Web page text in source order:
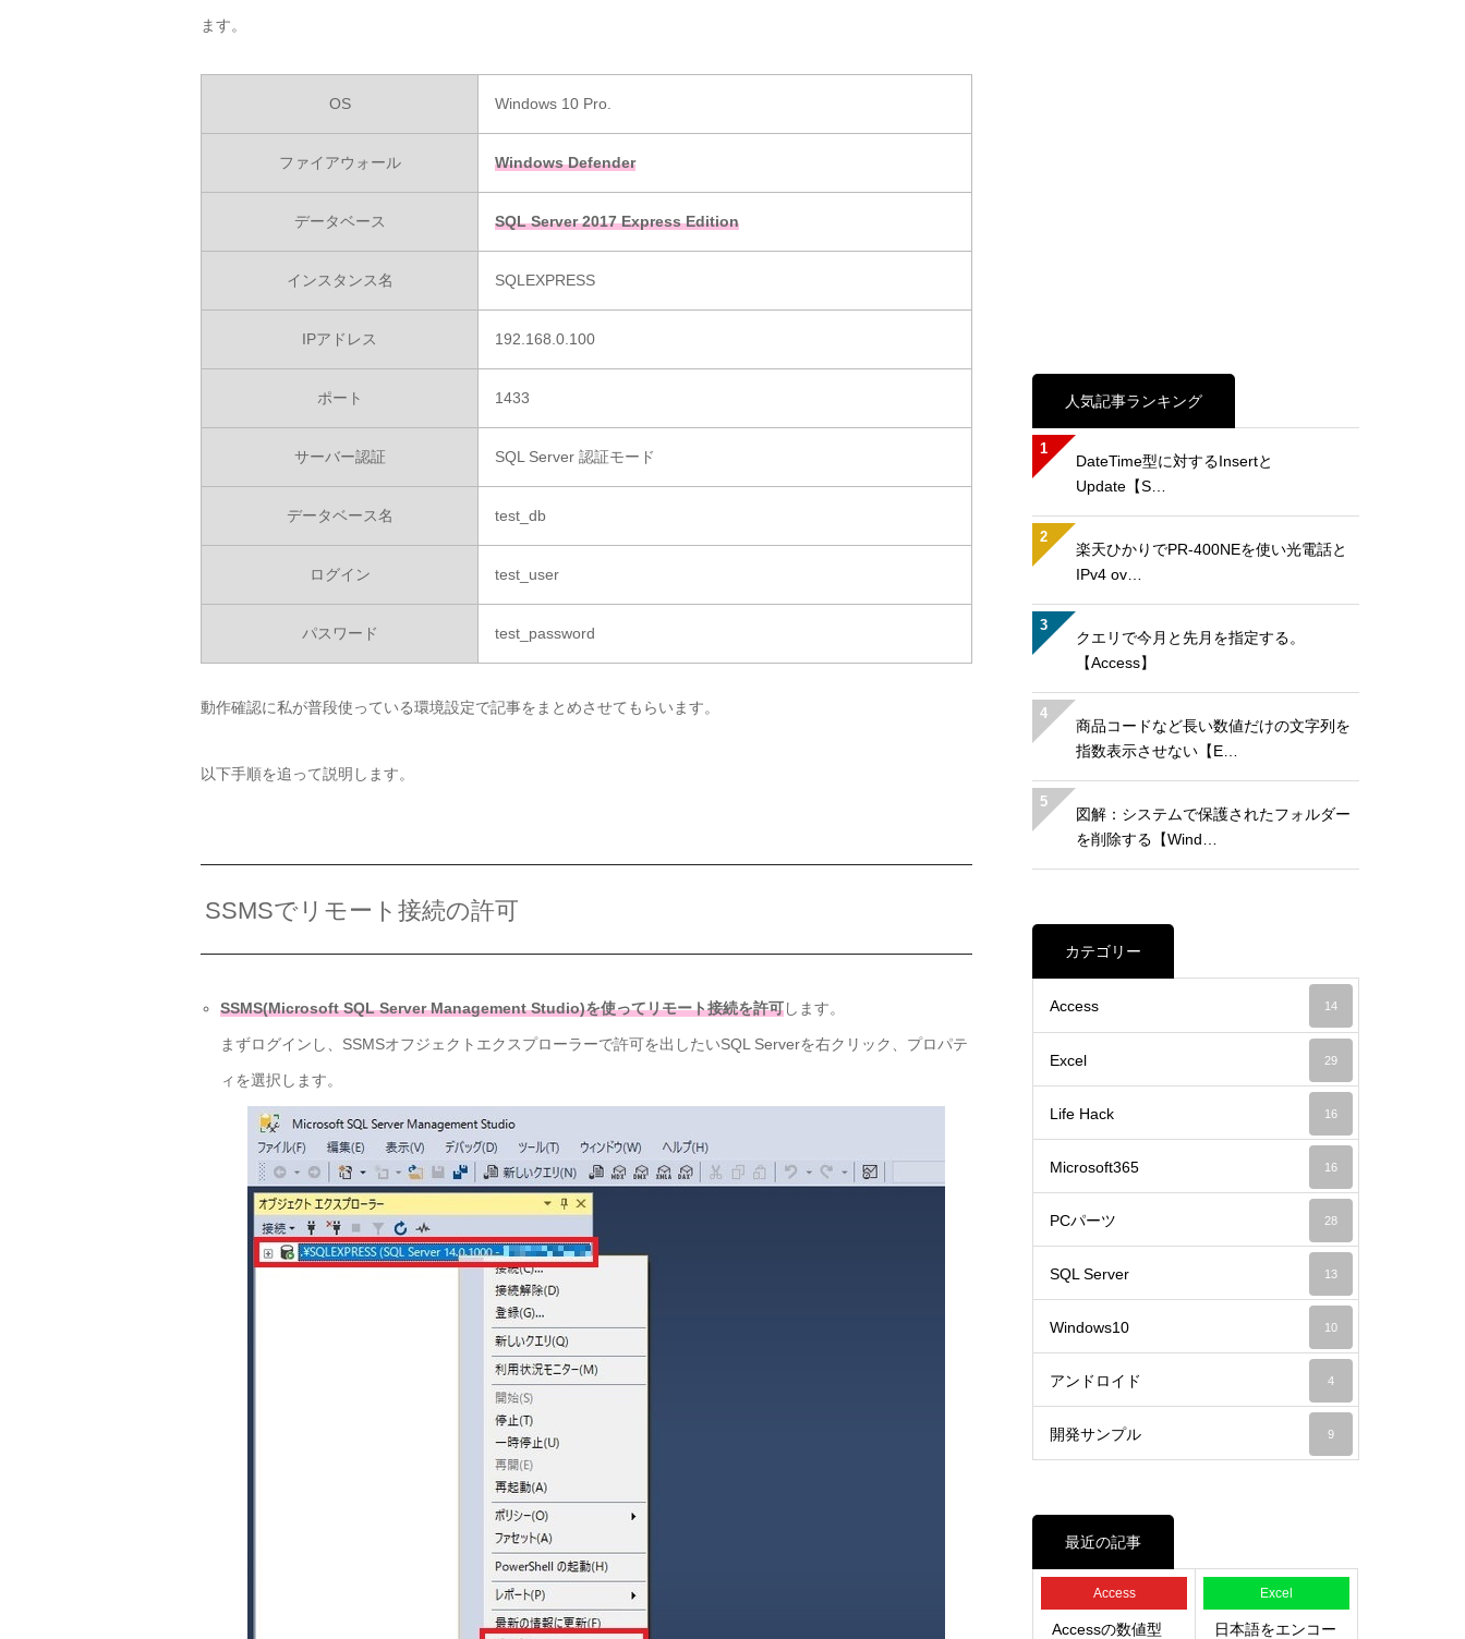
ます。
OS Windows 10 Pro.
ファイアウォール Windows Defender
データベース SQL Server 2017 Express Edition
インスタンス名 SQLEXPRESS
IPアドレス 192.168.0.100
ポート 1433
サーバー認証 SQL Server 認証モード
データベース名 test_db
ログイン test_user
パスワード test_password
動作確認に私が普段使っている環境設定で記事をまとめさせてもらいます。
以下手順を追って説明します。
SSMSでリモート接続の許可
SSMS(Microsoft SQL Server Management Studio)を使ってリモート接続を許可します。
まずログインし、SSMSオフジェクトエクスプローラーで許可を出したいSQL Serverを右クリック、プロパテ
ィを選択します。
人気記事ランキング
1
DateTime型に対するInsertと
Update【S…
2
楽天ひかりでPR-400NEを使い光電話と
IPv4 ov…
3
クエリで今月と先月を指定する。
【Access】
4
商品コードなど長い数値だけの文字列を
指数表示させない【E…
5
図解：システムで保護されたフォルダー
を削除する【Wind…
カテゴリー
Access 14
Excel 29
Life Hack 16
Microsoft365 16
PCパーツ 28
SQL Server 13
Windows10 10
アンドロイド 4
開発サンプル 9
最近の記事
Access
Accessの数値型
Excel
日本語をエンコー